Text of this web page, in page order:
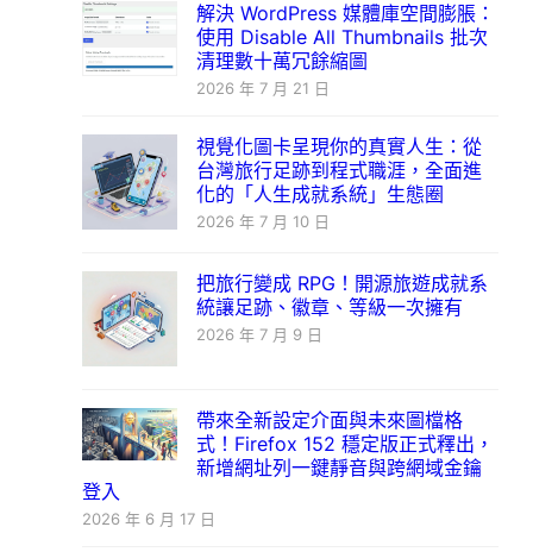
解決 WordPress 媒體庫空間膨脹：
使用 Disable All Thumbnails 批次
清理數十萬冗餘縮圖
2026 年 7 月 21 日
視覺化圖卡呈現你的真實人生：從
台灣旅行足跡到程式職涯，全面進
化的「人生成就系統」生態圈
2026 年 7 月 10 日
把旅行變成 RPG！開源旅遊成就系
統讓足跡、徽章、等級一次擁有
2026 年 7 月 9 日
帶來全新設定介面與未來圖檔格
式！Firefox 152 穩定版正式釋出，
新增網址列一鍵靜音與跨網域金鑰
登入
2026 年 6 月 17 日